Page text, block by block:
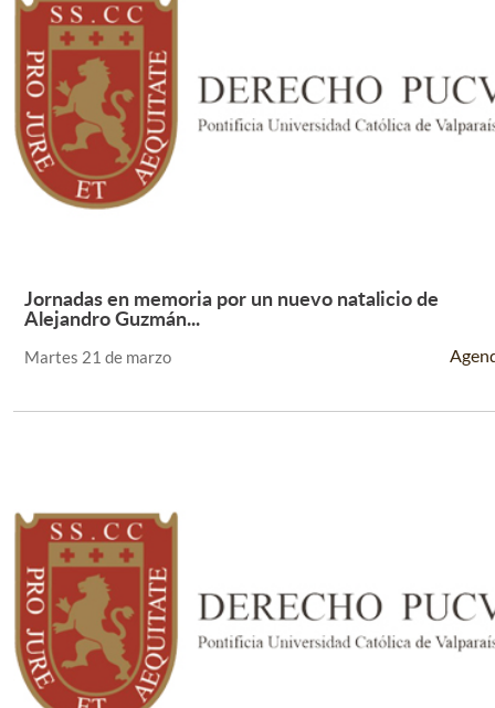
Leer Más +
Jornadas en memoria por un nuevo natalicio de
Alejandro Guzmán...
Martes 21 de marzo